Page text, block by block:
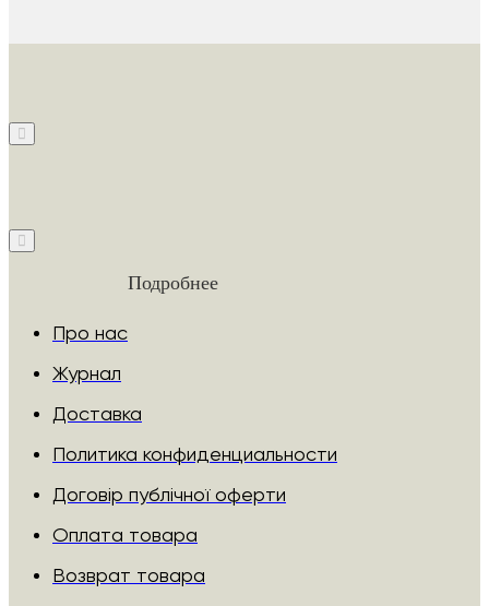
Подробнее
Про нас
Журнал
Доставка
Политика конфиденциальности
Договір публічної оферти
Оплата товара
Возврат товара